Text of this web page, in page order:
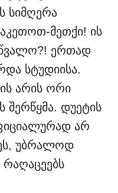
სიმღერა
მეთქი! ის
ერთად
სტუდიისა.
არის ორი
შერწყმა. დუეტის
არ
უბრალოდ